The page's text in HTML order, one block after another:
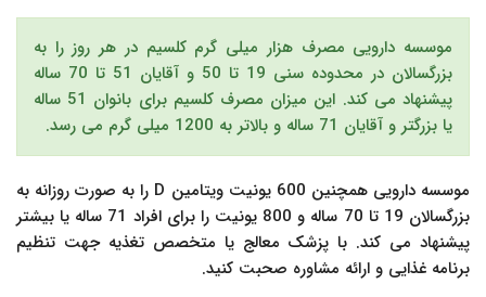
موسسه دارویی مصرف هزار میلی گرم کلسیم در هر روز را به
بزرگسالان در محدوده سنی 19 تا 50 و آقایان 51 تا 70 ساله
پیشنهاد می کند. این میزان مصرف کلسیم برای بانوان 51 ساله
یا بزرگتر و آقایان 71 ساله و بالاتر به 1200 میلی گرم می رسد.
موسسه دارویی همچنین 600 یونیت ویتامین D را به صورت روزانه به
بزرگسالان 19 تا 70 ساله و 800 یونیت را برای افراد 71 ساله یا بیشتر
پیشنهاد می کند. با پزشک معالج یا متخصص تغذیه جهت تنظیم
برنامه غذایی و ارائه مشاوره صحبت کنید.